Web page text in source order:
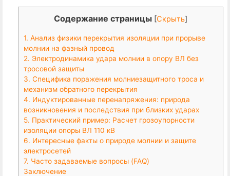
Содержание страницы [Скрыть]
1. Анализ физики перекрытия изоляции при прорыве
молнии на фазный провод
2. Электродинамика удара молнии в опору ВЛ без
тросовой защиты
3. Специфика поражения молниезащитного троса и
механизм обратного перекрытия
4. Индуктированные перенапряжения: природа
возникновения и последствия при близких ударах
5. Практический пример: Расчет грозоупорности
изоляции опоры ВЛ 110 кВ
6. Интересные факты о природе молнии и защите
электросетей
7. Часто задаваемые вопросы (FAQ)
Заключение